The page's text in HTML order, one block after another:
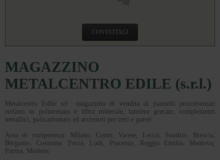
CONTATTACI
MAGAZZINO
METALCENTRO EDILE (s.r.l.)
Metalcentro Edile srl magazzino di vendita di pannelli precoibentati
isolanti in poliuretano e fibra minerale, lamiere grecate, complementi
metallici, policarbonato ed accessori per tetti e pareti.
Area di competenza: Milano, Como, Varese, Lecco, Sondrio, Brescia,
Bergamo, Cremona, Pavia, Lodi, Piacenza, Reggio Emilia, Mantova,
Parma, Modena.